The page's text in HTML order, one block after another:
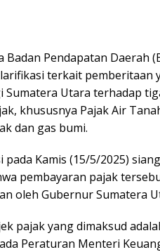
Badan Pendapatan Daerah
terkait pemberitaan
Sumatera Utara terhadap
khususnya Pajak Air
dan gas bumi.
pada Kamis (15/5/2025)
pembayaran pajak
oleh Gubernur Sumatera
pajak yang dimaksud
Peraturan Menteri